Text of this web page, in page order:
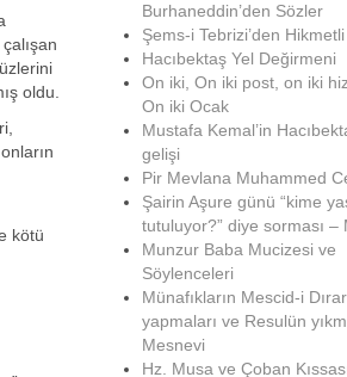
oldu.
kötü
Burhaneddin’den Sözler
Şems-i Tebrizi’den
Hacıbektaş Yel Değirmeni
On iki, On iki post, on iki
On iki Ocak
Mustafa Kemal’in
gelişi
Pir Mevlana Muhammed
Şairin Aşure günü “kime
tutuluyor?” diye sorması –
Munzur Baba Mucizesi ve
Söylenceleri
Münafıkların Mescid-i Dırar
yapmaları ve Resulün
Mesnevi
Hz. Musa ve Çoban